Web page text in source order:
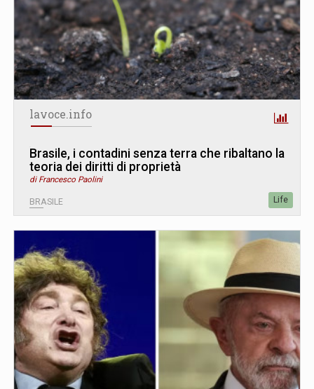
lavoce.info
Brasile, i contadini senza terra che ribaltano la
teoria dei diritti di proprietà
di Francesco Paolini
BRASILE Life